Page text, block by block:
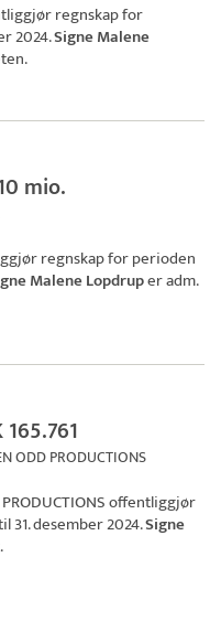
regnskap for
2024.Signe Malene
mio.
regnskap for perioden
Malene Lopdruper adm.
ODD PRODUCTIONS
offentliggjør
31. desember 2024.Signe